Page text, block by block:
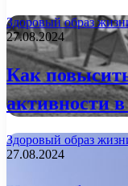
Здоровый образ
27.08.2024
Как
активности
Здоровый образ
27.08.2024